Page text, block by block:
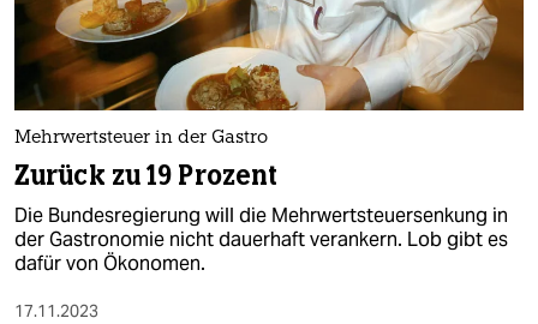
Mehrwertsteuer in der Gastro
Zurück zu 19 Prozent
Die Bundesregierung will die Mehrwertsteuersenkung in
der Gastronomie nicht dauerhaft verankern. Lob gibt es
dafür von Ökonomen.
17.11.2023